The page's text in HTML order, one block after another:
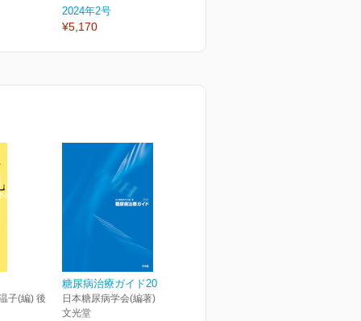
2024年2号
¥5,170
子(編) 後
糖尿病治療ガイド2024
日本糖尿病学会(編著)
文光堂